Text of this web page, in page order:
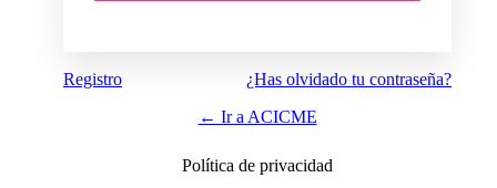
Registro
¿Has olvidado tu contraseña?
← Ir a ACICME
Política de privacidad